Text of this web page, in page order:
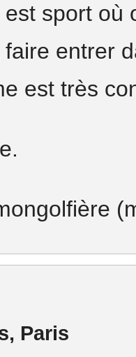
sport où
entrer
est très
Paris